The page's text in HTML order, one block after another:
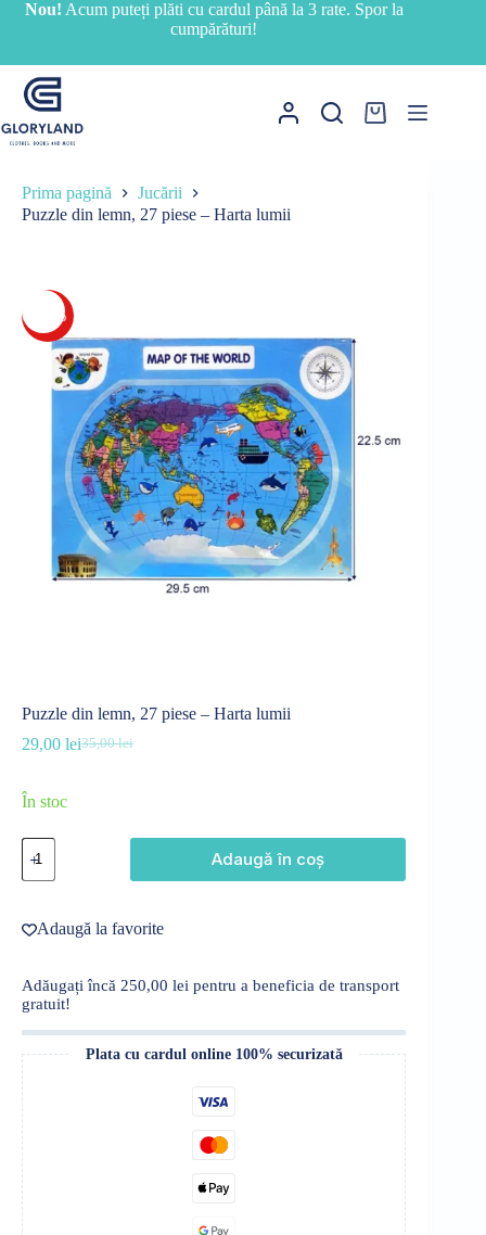
SariNou! Acum puteți plăti cu cardul până la 3 rate. Spor la
cumpărături!
Coș
Prima pagină
Jucării
Puzzle din lemn, 27 piese – Harta lumii
-17%
Puzzle din lemn, 27 piese – Harta lumii
35,00lei
Prețul
29,00 leiPrețul
În stoc
Cantitate
Puzzle
din
piese
lumii
Adaugă în coș
Adaugă la favorite
Adăugați încă 250,00 lei pentru a beneficia de transport
gratuit!
Plata cu cardul online 100% securizată